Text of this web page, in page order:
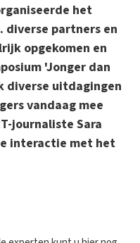
het
diverse partners en
opgekomen en
'Jonger dan
diverse uitdagingen
vandaag mee
journaliste Sara
interactie met het